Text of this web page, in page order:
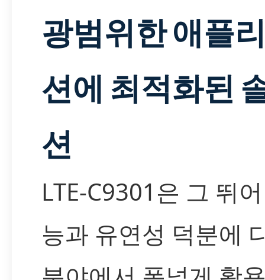
광범위한 애플
션에 최적화된
션
LTE-C9301은 그 뛰
능과 유연성 덕분에